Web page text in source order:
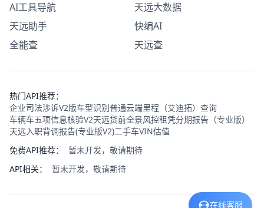
在线客服
AI工具导航
天远大数据
天远助手
快编AI
全能查
天远查
热门API推荐：
企业司法涉诉V2版车型识别普通云端里程（艾迪拓）查询
车辆车五项信息核验V2天远贷前全景风控租凭分期报告（专业版）
天远入职背调报告(专业版V2)二手车VIN估值
免费API推荐：
暂未开发，敬请期待
API相关：
暂未开发，敬请期待